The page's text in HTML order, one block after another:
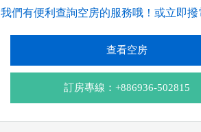
我們有便利查詢空房的服務哦！或立即撥
查看空房
訂房專線：+886936-502815